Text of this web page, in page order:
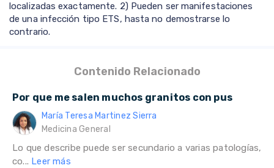
localizadas exactamente. 2) Pueden ser manifestaciones
de una infección tipo ETS, hasta no demostrarse lo
contrario.
Contenido Relacionado
Por que me salen muchos granitos con pus
María Teresa Martinez Sierra
Medicina General
Lo que describe puede ser secundario a varias patologías,
co... Leer más